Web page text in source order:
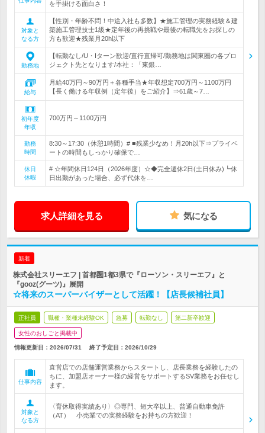
を手掛ける面白さ！
対象と
なる方
【性別・年齢不問！中途入社も多数】★施工管理の実務経験＆建
築施工管理技士1級★定年後の再挑戦や最後の転職先をお探しの
方も歓迎★残業月20h以下
勤務地
【転勤なし/U・Iターン歓迎/直行直帰可/勤務地は関東圏の各プロ
ジェクト先となります/本社：「東銀…
給与
月給40万円～90万円＋各種手当★年収想定700万円～1100万円
【長く働ける年収例（定年後）をご紹介】⇒61歳～7…
初年度
年収
700万円～1100万円
勤務
時間
8:30～17:30（休憩1時間）# ■残業少なめ！月20h以下⇒プライベ
ートの時間もしっかり確保で…
休日
休暇
# ☆年間休日124日（2026年度）☆◆完全週休2日(土日休み)┗休
日出勤があった場合、必ず代休を…
求人詳細を見る 気になる
新着
株式会社スリーエフ | 首都圏1都3県で『ローソン・スリーエフ』と
『gooz(グーツ)』展開
☆将来のスーパーバイザーとして活躍！【店長候補社員】
正社員 職種・業種未経験OK 急募 転勤なし 第二新卒歓迎
女性のおしごと掲載中
情報更新日：2026/07/31 終了予定日： 2026/10/29
仕事内容
直営店での店舗運営業務からスタートし、店長業務を経験したの
ちに、加盟店オーナー様の経営をサポートするSV業務をお任せし
ます。
対象と
なる方
〈育休取得実績あり〉◎専門、短大卒以上、普通自動車免許
（AT） 小売業での実務経験をお持ちの方歓迎！